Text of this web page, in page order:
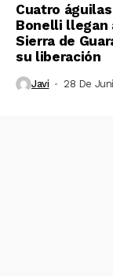
Cuatro
Bonelli llegan
Sierra de
su liberación
Javi 28 De